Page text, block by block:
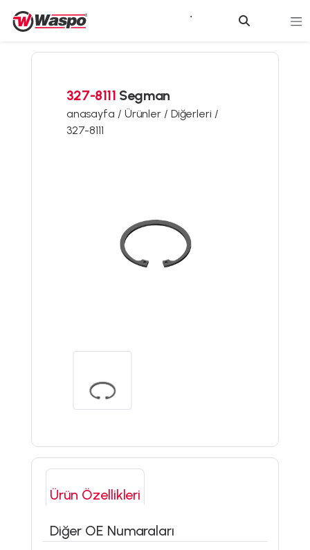
327-8111 Segman
anasayfa / Ürünler / Diğerleri /
327-8111
Ürün Özellikleri
Diğer OE Numaraları